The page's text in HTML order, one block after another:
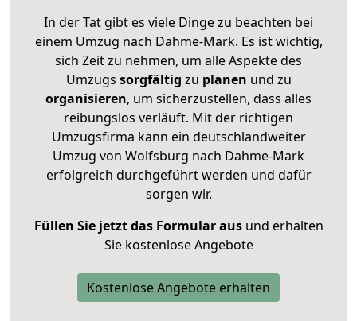
In der Tat gibt es viele Dinge zu beachten bei
einem Umzug nach Dahme-Mark. Es ist wichtig,
sich Zeit zu nehmen, um alle Aspekte des
Umzugs sorgfältig zu planen und zu
organisieren, um sicherzustellen, dass alles
reibungslos verläuft. Mit der richtigen
Umzugsfirma kann ein deutschlandweiter
Umzug von Wolfsburg nach Dahme-Mark
erfolgreich durchgeführt werden und dafür
sorgen wir.
Füllen Sie jetzt das Formular ausund erhalten
Sie kostenlose Angebote
Kostenlose Angebote erhalten